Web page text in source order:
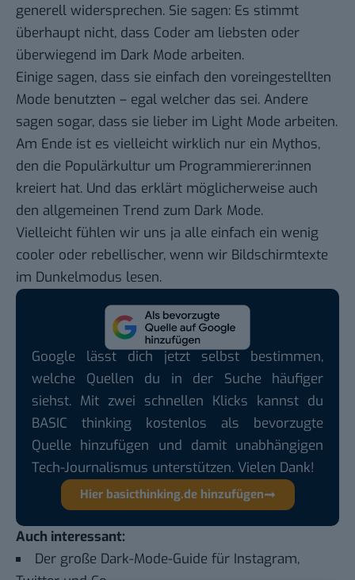
generell widersprechen. Sie sagen: Es stimmt
überhaupt nicht, dass Coder am liebsten oder
überwiegend im Dark Mode arbeiten.
Einige sagen, dass sie einfach den voreingestellten
Mode benutzten – egal welcher das sei. Andere
sagen sogar, dass sie lieber im Light Mode arbeiten.
Am Ende ist es vielleicht wirklich nur ein Mythos,
den die Populärkultur um Programmierer:innen
kreiert hat. Und das erklärt möglicherweise auch
den allgemeinen Trend zum Dark Mode.
Vielleicht fühlen wir uns ja alle einfach ein wenig
cooler oder rebellischer, wenn wir Bildschirmtexte
im Dunkelmodus lesen.
Google lässt dich jetzt selbst bestimmen,
welche Quellen du in der Suche häufiger
siehst. Mit zwei schnellen Klicks kannst du
BASIC thinking kostenlos als bevorzugte
Quelle hinzufügen und damit unabhängigen
Tech-Journalismus unterstützen. Vielen Dank!
Hier basicthinking.de hinzufügen
Auch interessant:
Der große Dark-Mode-Guide für Instagram,